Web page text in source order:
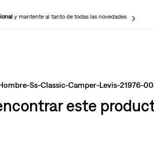
y mantente al tanto de todas las novedades
Ss-Classic-Camper-Levis-21976-
este
mujer levi s cinch baggy